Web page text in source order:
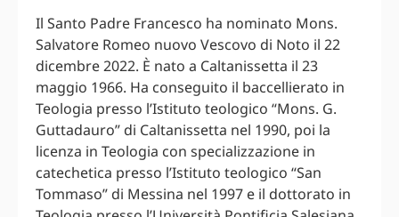
Il Santo Padre Francesco ha nominato Mons.
Salvatore Romeo nuovo Vescovo di Noto il 22
dicembre 2022. È nato a Caltanissetta il 23
maggio 1966. Ha conseguito il baccellierato in
Teologia presso l’Istituto teologico “Mons. G.
Guttadauro” di Caltanissetta nel 1990, poi la
licenza in Teologia con specializzazione in
catechetica presso l’Istituto teologico “San
Tommaso” di Messina nel 1997 e il dottorato in